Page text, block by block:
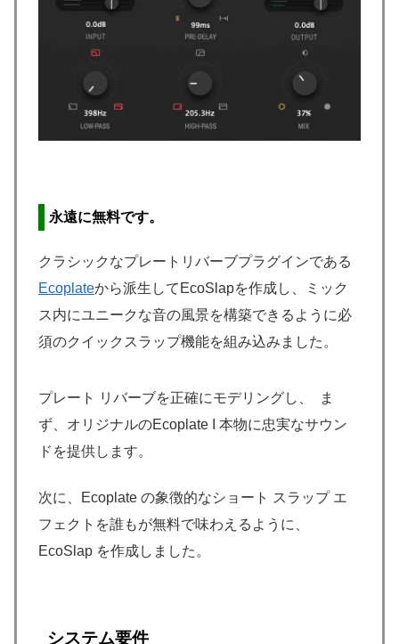
永遠に無料です。
クラシックなプレートリバーブプラグインである
Ecoplateから派生してEcoSlapを作成し、ミック
ス内にユニークな音の風景を構築できるように必
須のクイックスラップ機能を組み込みました。
プレート リバーブを正確にモデリングし、 ま
ず、オリジナルのEcoplate I 本物に忠実なサウン
ドを提供します。
次に、Ecoplate の象徴的なショート スラップ エ
フェクトを誰もが無料で味わえるように、
EcoSlap を作成しました。
システム要件